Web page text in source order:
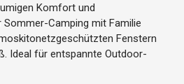
Komfort und
Camping mit Familie
Fenstern
Ideal für entspannte Outdoor-